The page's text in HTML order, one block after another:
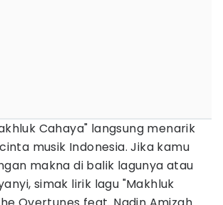
Cahaya" langsung menarik
musik Indonesia. Jika kamu
makna di balik lagunya atau
simak lirik lagu "Makhluk